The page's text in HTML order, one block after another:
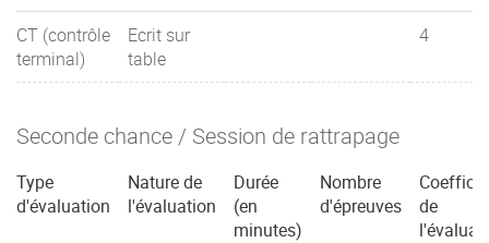
CT (contrôle
terminal)
Ecrit sur
table
4
Seconde chance / Session de rattrapage
Type
d'évaluation
Nature de
l'évaluation
Durée
(en
minutes)
Nombre
d'épreuves
de